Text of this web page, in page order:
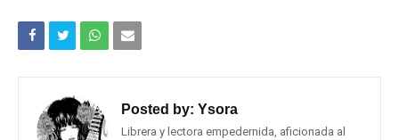
Posted by: Ysora
Librera y lectora empedernida, aficionada al